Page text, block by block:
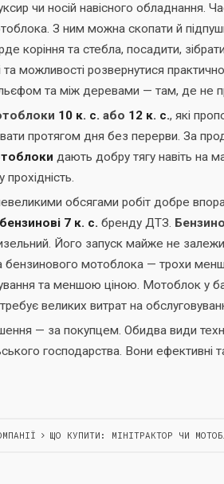
чи носій навісного обладнання.
З ним можна скопати й
коріння та стебла, посадити,
та можливості розвернутися
та між деревами — там, де не
10 к. с. або 12 к. с., які
протягом дня без перерви. За
дають добру тягу навіть на
обсягами робіт добре
7 к. с. бренду ДТЗ.
Його запуск майже не
бензинового мотоблока — трохи
та меншою ціною. Мотоблок у
великих витрат на
— за покупцем. Обидва види
господарства. Вони
ЩО КУПИТИ: МІНІТРАКТОР ЧИ